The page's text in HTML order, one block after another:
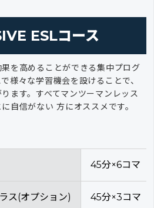
ESLコース
を高めることができる集中プログ
様々な学習機会を設けることで、
ます。すべてマンツーマンレッス
自信がない 方にオススメです。
45分×6コマ
ス(オプション) 45分×3コマ